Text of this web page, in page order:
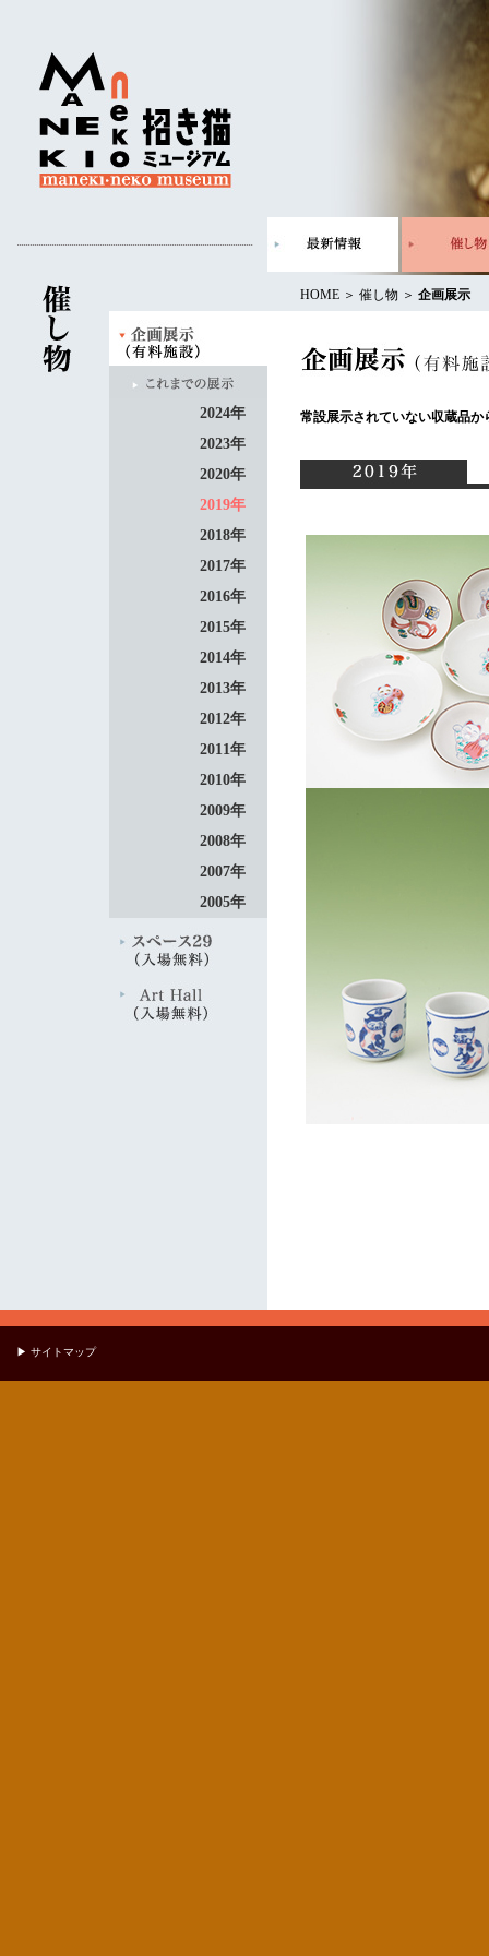
2024年
2023年
2020年
2019年
2018年
2017年
2016年
2015年
2014年
2013年
2012年
2011年
2010年
2009年
2008年
2007年
2005年
HOME ＞ 催し物 ＞ 企画展示
常設展示されていない収蔵品
▶ サイトマップ